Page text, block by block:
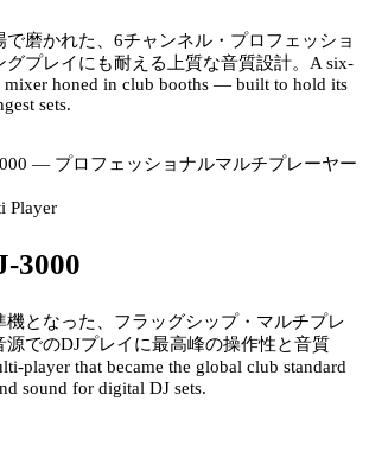
で磨かれた、6チャンネル・プロフェッショ
プレイにも耐える上質な音質設計。 A six-
mixer honed in club booths — built to hold its
sets.
Player
3000
機となった、フラッグシップ・マルチプレ
源でのDJプレイに最高峰の操作性と音質
player that became the global club standard
sound for digital DJ sets.